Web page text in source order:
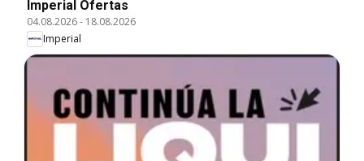
Imperial Ofertas
04.08.2026- 18.08.2026
Imperial